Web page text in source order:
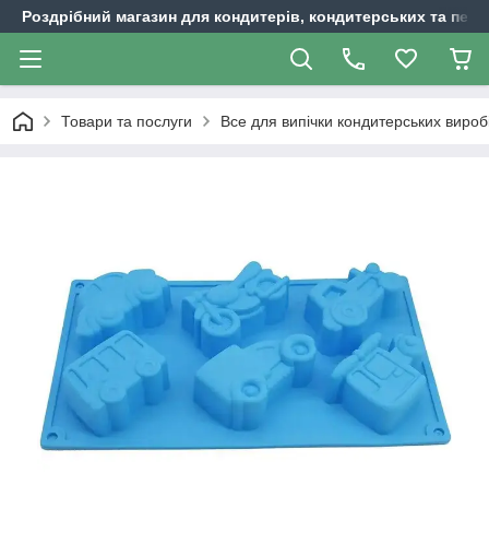
Роздрібний магазин для кондитерів, кондитерських та
Товари та послуги Все для випічки кондитерських